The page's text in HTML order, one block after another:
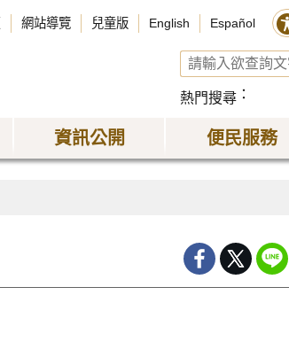
網站導覽 兒童版 English Español
熱門搜尋
資訊公開 便民服務